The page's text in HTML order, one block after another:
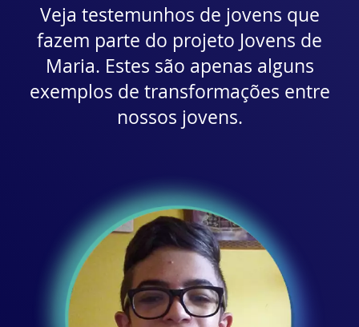
Veja testemunhos de jovens que
fazem parte do projeto Jovens de
Maria. Estes são apenas alguns
exemplos de transformações entre
nossos jovens.